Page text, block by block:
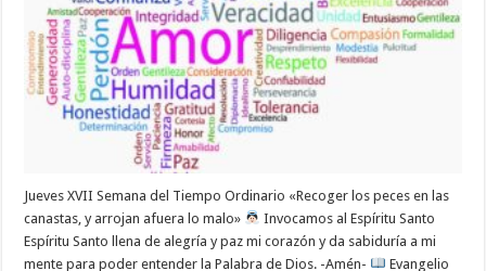
Jueves XVII Semana del Tiempo Ordinario «Recoger los peces en las
canastas, y arrojan afuera lo malo»
Invocamos al Espíritu Santo
Espíritu Santo llena de alegría y paz mi corazón y da sabiduría a mi
mente para poder entender la Palabra de Dios. -Amén-
Evangelio